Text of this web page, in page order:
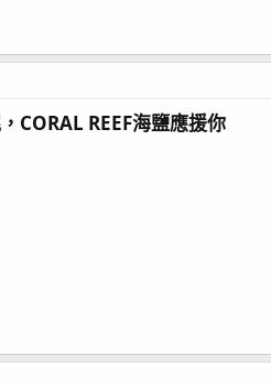
CORAL REEF海鹽應援你